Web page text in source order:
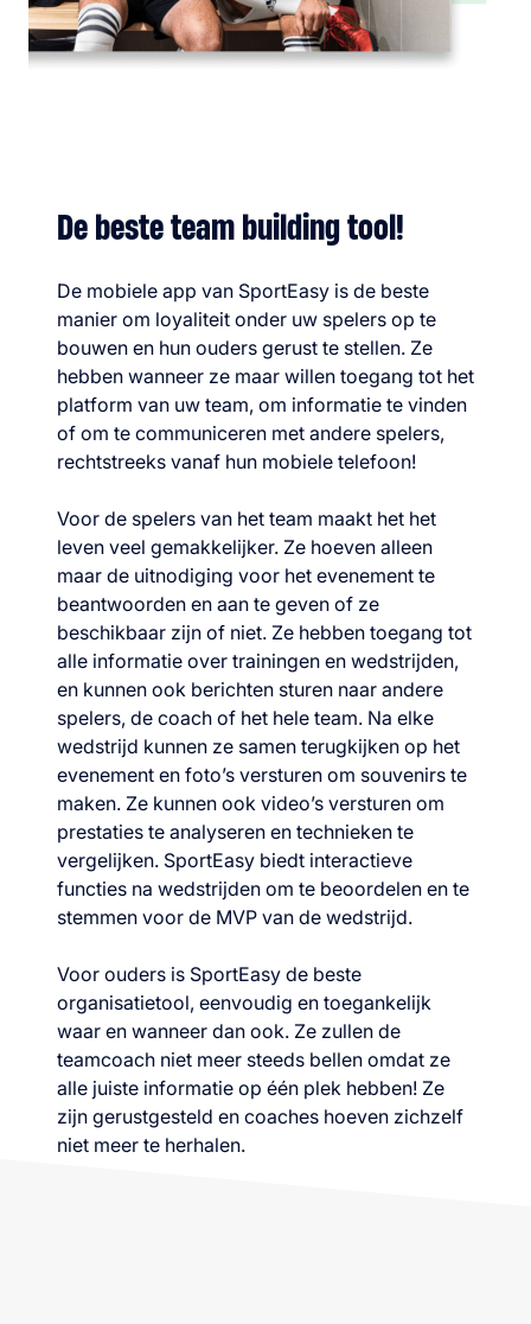
De beste team building tool!
De mobiele app van SportEasy is de beste
manier om loyaliteit onder uw spelers op te
bouwen en hun ouders gerust te stellen. Ze
hebben wanneer ze maar willen toegang tot het
platform van uw team, om informatie te vinden
of om te communiceren met andere spelers,
rechtstreeks vanaf hun mobiele telefoon!
Voor de spelers van het team maakt het het
leven veel gemakkelijker. Ze hoeven alleen
maar de uitnodiging voor het evenement te
beantwoorden en aan te geven of ze
beschikbaar zijn of niet. Ze hebben toegang tot
alle informatie over trainingen en wedstrijden,
en kunnen ook berichten sturen naar andere
spelers, de coach of het hele team. Na elke
wedstrijd kunnen ze samen terugkijken op het
evenement en foto’s versturen om souvenirs te
maken. Ze kunnen ook video’s versturen om
prestaties te analyseren en technieken te
vergelijken. SportEasy biedt interactieve
functies na wedstrijden om te beoordelen en te
stemmen voor de MVP van de wedstrijd.
Voor ouders is SportEasy de beste
organisatietool, eenvoudig en toegankelijk
waar en wanneer dan ook. Ze zullen de
teamcoach niet meer steeds bellen omdat ze
alle juiste informatie op één plek hebben! Ze
zijn gerustgesteld en coaches hoeven zichzelf
niet meer te herhalen.